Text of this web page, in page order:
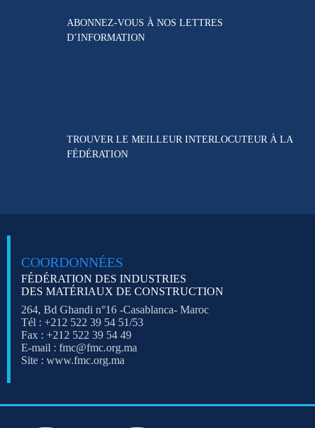
ABONNEZ-VOUS À NOS LETTRES
D’INFORMATION
TROUVER LE MEILLEUR INTERLOCUTEUR À LA
FÉDÉRATION
COORDONNÉES
FÉDÉRATION DES INDUSTRIES
DES MATÉRIAUX DE CONSTRUCTION
264, Bd Ghandi n°16 -Casablanca- Maroc
Tél : +212 522 39 54 51/53
Fax : +212 522 39 54 49
E-mail : fmc@fmc.org.ma
Site : www.fmc.org.ma